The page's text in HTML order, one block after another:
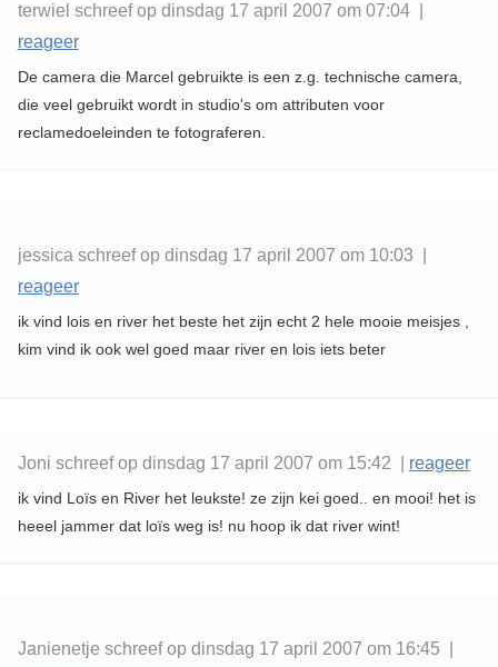
terwiel schreef op dinsdag 17 april 2007 om 07:04 |
reageer
De camera die Marcel gebruikte is een z.g. technische camera,
die veel gebruikt wordt in studio's om attributen voor
reclamedoeleinden te fotograferen.
jessica schreef op dinsdag 17 april 2007 om 10:03 |
reageer
ik vind lois en river het beste het zijn echt 2 hele mooie meisjes ,
kim vind ik ook wel goed maar river en lois iets beter
Joni schreef op dinsdag 17 april 2007 om 15:42 | reageer
ik vind Loïs en River het leukste! ze zijn kei goed.. en mooi! het is
heeel jammer dat loïs weg is! nu hoop ik dat river wint!
Janienetje schreef op dinsdag 17 april 2007 om 16:45 |